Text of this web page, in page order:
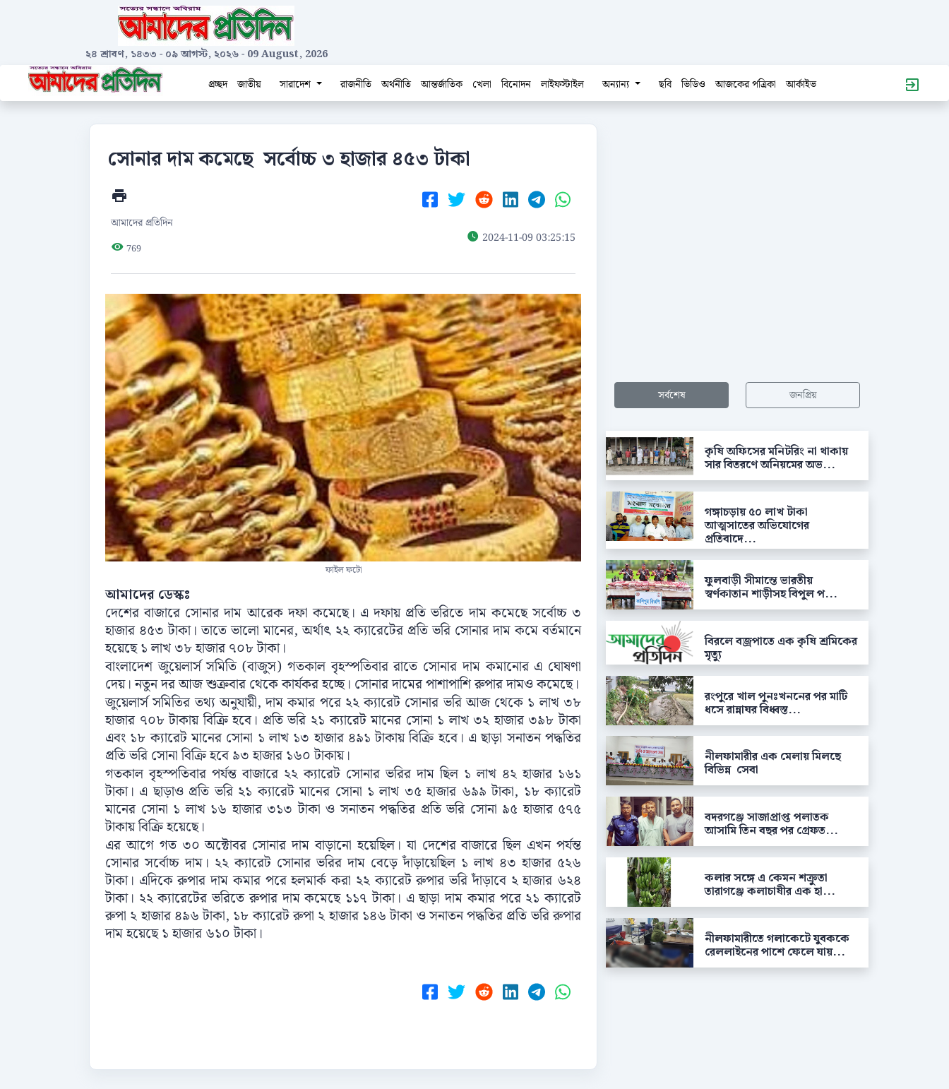
২৪ শ্রাবণ, ১৪৩৩ - ০৯ আগস্ট, ২০২৬- 09 August, 2026
প্রচ্ছদ
জাতীয় সারাদেশ রাজনীতি অর্থনীতি আন্তর্জাতিক খেলা বিনোদন লাইফস্টাইল অন্যান্য ছবি ভিডিও আজকের পত্রিকা আর্কাইভ
সোনার দাম কমেছে সর্বোচ্চ ৩ হাজার ৪৫৩ টাকা
আমাদের প্রতিদিন
769
2024-11-09 03:25:15
ফাইল ফটো
আমাদের ডেস্কঃ
দেশের বাজারে সোনার দাম আরেক দফা কমেছে। এ দফায় প্রতি ভরিতে দাম কমেছে সর্বোচ্চ ৩
হাজার ৪৫৩ টাকা। তাতে ভালো মানের, অর্থাৎ ২২ ক্যারেটের প্রতি ভরি সোনার দাম কমে বর্তমানে
হয়েছে ১ লাখ ৩৮ হাজার ৭০৮ টাকা।
বাংলাদেশ জুয়েলার্স সমিতি (বাজুস) গতকাল বৃহস্পতিবার রাতে সোনার দাম কমানোর এ ঘোষণা
দেয়। নতুন দর আজ শুক্রবার থেকে কার্যকর হচ্ছে। সোনার দামের পাশাপাশি রুপার দামও কমেছে।
জুয়েলার্স সমিতির তথ্য অনুযায়ী, দাম কমার পরে ২২ ক্যারেট সোনার ভরি আজ থেকে ১ লাখ ৩৮
হাজার ৭০৮ টাকায় বিক্রি হবে। প্রতি ভরি ২১ ক্যারেট মানের সোনা ১ লাখ ৩২ হাজার ৩৯৮ টাকা
এবং ১৮ ক্যারেট মানের সোনা ১ লাখ ১৩ হাজার ৪৯১ টাকায় বিক্রি হবে। এ ছাড়া সনাতন পদ্ধতির
প্রতি ভরি সোনা বিক্রি হবে ৯৩ হাজার ১৬০ টাকায়।
গতকাল বৃহস্পতিবার পর্যন্ত বাজারে ২২ ক্যারেট সোনার ভরির দাম ছিল ১ লাখ ৪২ হাজার ১৬১
টাকা। এ ছাড়াও প্রতি ভরি ২১ ক্যারেট মানের সোনা ১ লাখ ৩৫ হাজার ৬৯৯ টাকা, ১৮ ক্যারেট
মানের সোনা ১ লাখ ১৬ হাজার ৩১৩ টাকা ও সনাতন পদ্ধতির প্রতি ভরি সোনা ৯৫ হাজার ৫৭৫
টাকায় বিক্রি হয়েছে।
এর আগে গত ৩০ অক্টোবর সোনার দাম বাড়ানো হয়েছিল। যা দেশের বাজারে ছিল এখন পর্যন্ত
সোনার সর্বোচ্চ দাম। ২২ ক্যারেট সোনার ভরির দাম বেড়ে দাঁড়ায়েছিল ১ লাখ ৪৩ হাজার ৫২৬
টাকা। এদিকে রুপার দাম কমার পরে হলমার্ক করা ২২ ক্যারেট রুপার ভরি দাঁড়াবে ২ হাজার ৬২৪
টাকা। ২২ ক্যারেটের ভরিতে রুপার দাম কমেছে ১১৭ টাকা। এ ছাড়া দাম কমার পরে ২১ ক্যারেট
রুপা ২ হাজার ৪৯৬ টাকা, ১৮ ক্যারেট রুপা ২ হাজার ১৪৬ টাকা ও সনাতন পদ্ধতির প্রতি ভরি রুপার
দাম হয়েছে ১ হাজার ৬১০ টাকা। ‍
সর্বশেষ জনপ্রিয়
কৃষি অফিসের মনিটরিং না থাকায়
সার বিতরণে অনিয়মের অভ...
গঙ্গাচড়ায় ৫০ লাখ টাকা
আত্মসাতের অভিযোগের
প্রতিবাদে...
ফুলবাড়ী সীমান্তে ভারতীয়
স্বর্ণকাতান শাড়ীসহ বিপুল প...
বিরলে বজ্রপাতে এক কৃষি শ্রমিকের
মৃত্যু
রংপুরে খাল পুনঃখননের পর মাটি
ধসে রান্নাঘর বিধ্বস্ত...
নীলফামারীর এক মেলায় মিলছে
বিভিন্ন সেবা
বদরগঞ্জে সাজাপ্রাপ্ত পলাতক
আসামি তিন বছর পর গ্রেফত...
কলার সঙ্গে এ কেমন শক্রুতা
তারাগঞ্জে কলাচাষীর এক হা...
নীলফামারীতে গলাকেটে যুবককে
রেললাইনের পাশে ফেলে যায়...